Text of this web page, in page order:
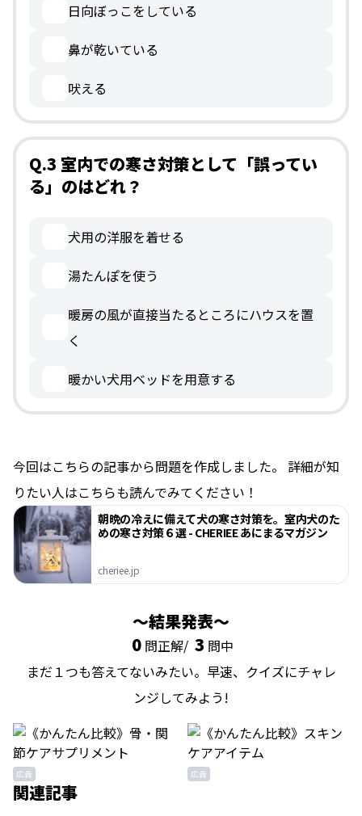
日向ぼっこをしている
鼻が乾いている
吠える
Q.3 室内での寒さ対策として「誤ってい
る」のはどれ？
犬用の洋服を着せる
湯たんぽを使う
暖房の風が直接当たるところにハウスを置
く
暖かい犬用ベッドを用意する
今回はこちらの記事から問題を作成しました。 詳細が知
りたい人はこちらも読んでみてください！
朝晩の冷えに備えて犬の寒さ対策を。室内犬のた
めの寒さ対策６選 - CHERIEE あにまるマガジン
cheriee.jp
結果発表
0 問正解/ 3 問中
まだ１つも答えてないみたい。早速、クイズにチャレ
ンジしてみよう!
広告 広告
関連記事